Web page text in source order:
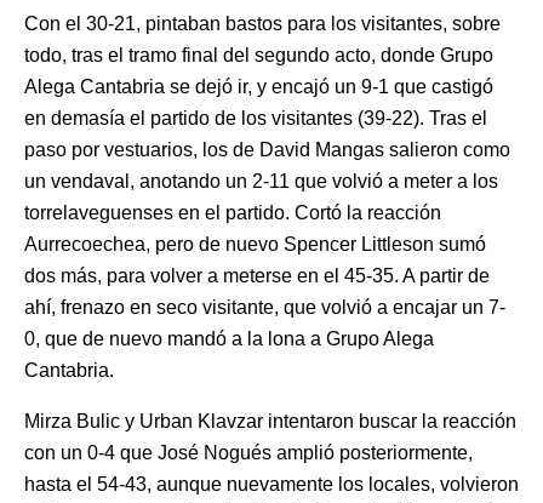
Con el 30-21, pintaban bastos para los visitantes, sobre
todo, tras el tramo final del segundo acto, donde Grupo
Alega Cantabria se dejó ir, y encajó un 9-1 que castigó
en demasía el partido de los visitantes (39-22). Tras el
paso por vestuarios, los de David Mangas salieron como
un vendaval, anotando un 2-11 que volvió a meter a los
torrelaveguenses en el partido. Cortó la reacción
Aurrecoechea, pero de nuevo Spencer Littleson sumó
dos más, para volver a meterse en el 45-35. A partir de
ahí, frenazo en seco visitante, que volvió a encajar un 7-
0, que de nuevo mandó a la lona a Grupo Alega
Cantabria.
Mirza Bulic y Urban Klavzar intentaron buscar la reacción
con un 0-4 que José Nogués amplió posteriormente,
hasta el 54-43, aunque nuevamente los locales, volvieron